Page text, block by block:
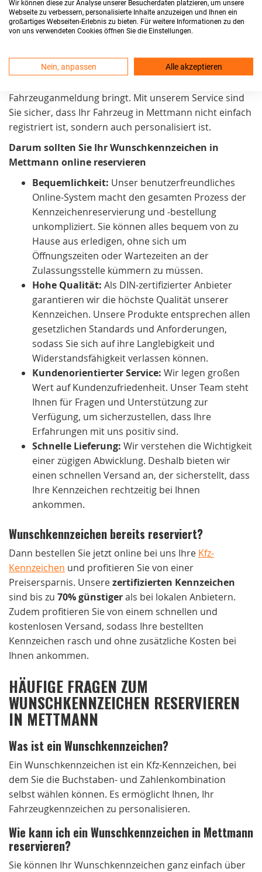
Kennzeichenreservierungsprozessmöglichst einfach
zu gestalten. Daher arbeiten wir kontinuierlich daran,
praktisch und zeitsparend. Außerdem auch eine
Fahrzeuganmeldung bringt. Mit unserem Service sind
Sie sicher, dass Ihr Fahrzeug in Mettmann nicht einfach
registriert ist, sondern auch personalisiert ist.
Darum sollten Sie Ihr Wunschkennzeichen in
Mettmann online reservieren
Bequemlichkeit: Unser benutzerfreundliches
Online-System macht den gesamten Prozess der
Kennzeichenreservierung und -bestellung
unkompliziert. Sie können alles bequem von zu
Hause aus erledigen, ohne sich um
Öffnungszeiten oder Wartezeiten an der
Zulassungsstelle kümmern zu müssen.
Hohe Qualität: Als DIN-zertifizierter Anbieter
garantieren wir die höchste Qualität unserer
Kennzeichen. Unsere Produkte entsprechen allen
gesetzlichen Standards und Anforderungen,
sodass Sie sich auf ihre Langlebigkeit und
Widerstandsfähigkeit verlassen können.
Kundenorientierter Service: Wir legen großen
Wert auf Kundenzufriedenheit. Unser Team steht
Ihnen für Fragen und Unterstützung zur
Verfügung, um sicherzustellen, dass Ihre
Erfahrungen mit uns positiv sind.
Schnelle Lieferung: Wir verstehen die Wichtigkeit
einer zügigen Abwicklung. Deshalb bieten wir
einen schnellen Versand an, der sicherstellt, dass
Ihre Kennzeichen rechtzeitig bei Ihnen
ankommen.
Wunschkennzeichen bereits reserviert?
Dann bestellen Sie jetzt online bei uns Ihre Kfz-
Kennzeichen und profitieren Sie von einer
Preisersparnis. Unserezertifizierten Kennzeichen
sind bis zu 70% günstigerals bei lokalen Anbietern.
Zudem profitieren Sie von einem schnellen und
kostenlosen Versand, sodass Ihre bestellten
Kennzeichen rasch und ohne zusätzliche Kosten bei
Ihnen ankommen.
HÄUFIGE FRAGEN ZUM
WUNSCHKENNZEICHEN RESERVIEREN
IN METTMANN
Was ist ein Wunschkennzeichen?
Ein Wunschkennzeichen ist ein Kfz-Kennzeichen, bei
dem Sie die Buchstaben- und Zahlenkombination
selbst wählen können. Es ermöglicht Ihnen, Ihr
Fahrzeugkennzeichen zu personalisieren.
Wie kann ich ein Wunschkennzeichen in Mettmann
reservieren?
Sie können Ihr Wunschkennzeichen ganz einfach über
Wir können diese zur Analyse unserer Besucherdaten platzieren, um unsere
Webseite zu verbessern, personalisierte Inhalte anzuzeigen und Ihnen ein
großartiges Webseiten-Erlebnis zu bieten. Für weitere Informationen zu den
von uns verwendeten Cookies öffnen Sie die Einstellungen.
Nein, anpassen Alle akzeptieren